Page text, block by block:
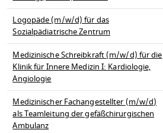
Logopäde (m/w/d) für das
Sozialpädiatrische Zentrum
Medizinische Schreibkraft (m/w/d) für die
Klinik für Innere Medizin I: Kardiologie,
Angiologie
Medizinischer Fachangestellter (m/w/d)
als Teamleitung der gefäßchirurgischen
Ambulanz